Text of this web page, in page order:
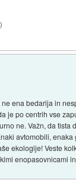
)
ena bedarija in
je po centrih vse
ne. Važn, da
avtomobili,
ekologije! Veste
enopasovnicami